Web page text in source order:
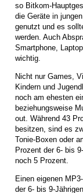
so Bitkom-
die Geräte in
genutzt und es
werden. Auch
Smartphone,
wichtig.
Nicht nur Games,
Kindern und
noch am ehesten
beziehungsweise
out. Während 43
besitzen, sind es
Tonie-Boxen oder
Prozent der 6- bis
noch 5 Prozent.
Einen eigenen
der 6- bis 9-